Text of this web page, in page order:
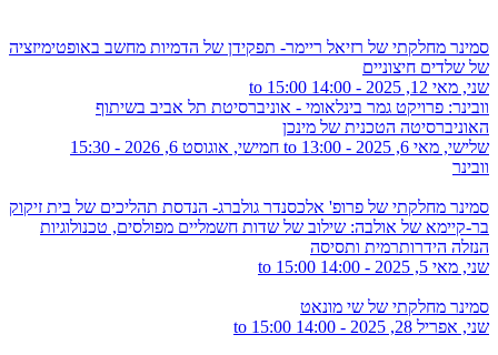
סמינר מחלקתי של רזיאל ריימר- תפקידן של הדמיות מחשב באופטימיזציה
של שלדים חיצוניים
שני, מאי 12, 2025 -
14:00
15:00
וובינר: פרויקט גמר בינלאומי - אוניברסיטת תל אביב בשיתוף
האוניברסיטה הטכנית של מינכן
שלישי, מאי 6, 2025 - 13:00
חמישי, אוגוסט 6, 2026 - 15:30
וובינר
סמינר מחלקתי של פרופ' אלכסנדר גולברג- הנדסת תהליכים של בית זיקוק
בר-קיימא של אולבה: שילוב של שדות חשמליים מפולסים, טכנולוגיות
הנזלה הידרותרמית ותסיסה
שני, מאי 5, 2025 -
14:00
15:00
סמינר מחלקתי של שי מונאט
שני, אפריל 28, 2025 -
14:00
15:00